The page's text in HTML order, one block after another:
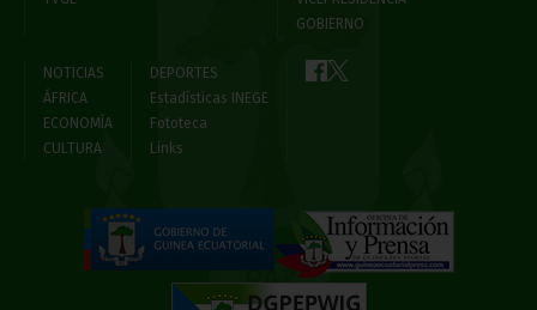
GOBIERNO
NOTICIAS
ÁFRICA
ECONOMÍA
CULTURA
DEPORTES
Estadísticas INEGE
Fototeca
Links